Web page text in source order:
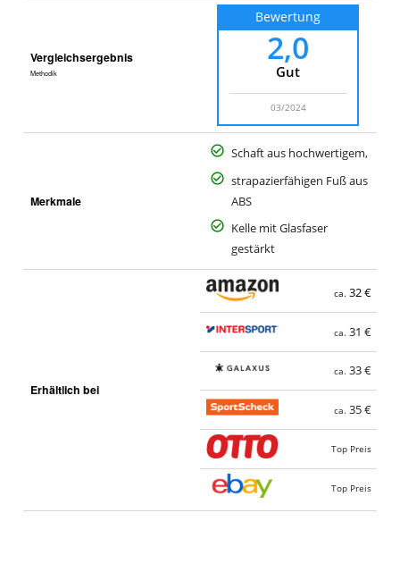
Vergleichsergebnis
Methodik
Bewertung
2,0
Gut
03/2024
Merkmale
Schaft aus hochwertigem,
strapazierfähigen Fuß aus
ABS
Kelle mit Glasfaser
gestärkt
Erhältlich bei
ca. 32 €
ca. 31 €
ca. 33 €
ca. 35 €
Top Preis
Top Preis